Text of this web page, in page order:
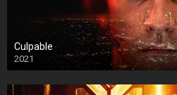
Culpable
2021